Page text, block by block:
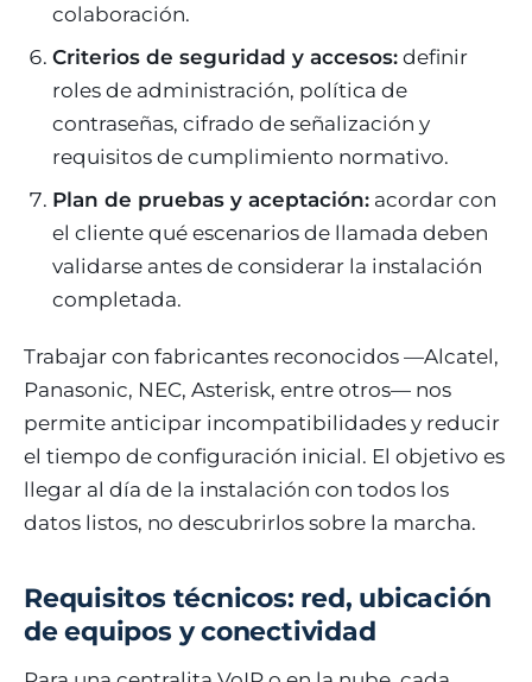
colaboración.
Criterios de seguridad y accesos: definir
roles de administración, política de
contraseñas, cifrado de señalización y
requisitos de cumplimiento normativo.
Plan de pruebas y aceptación: acordar con
el cliente qué escenarios de llamada deben
validarse antes de considerar la instalación
completada.
Trabajar con fabricantes reconocidos —Alcatel,
Panasonic, NEC, Asterisk, entre otros— nos
permite anticipar incompatibilidades y reducir
el tiempo de configuración inicial. El objetivo es
llegar al día de la instalación con todos los
datos listos, no descubrirlos sobre la marcha.
Requisitos técnicos: red, ubicación
de equipos y conectividad